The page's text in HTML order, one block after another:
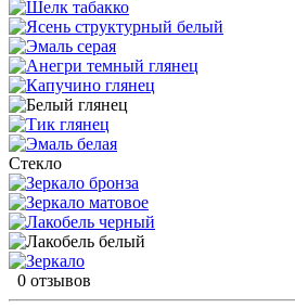
Стекло
0 отзывов